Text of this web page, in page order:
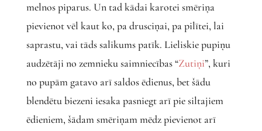
melnos piparus. Un tad kādai karotei smēriņa
pievienot vēl kaut ko, pa drusciņai, pa pilītei, lai
saprastu, vai tāds salikums patīk. Lieliskie pupiņu
audzētāji no zemnieku saimniecības “Zutiņi”, kuri
no pupām gatavo arī saldos ēdienus, bet šādu
blendētu biezeni iesaka pasniegt arī pie siltajiem
ēdieniem, šādam smēriņam mēdz pievienot arī